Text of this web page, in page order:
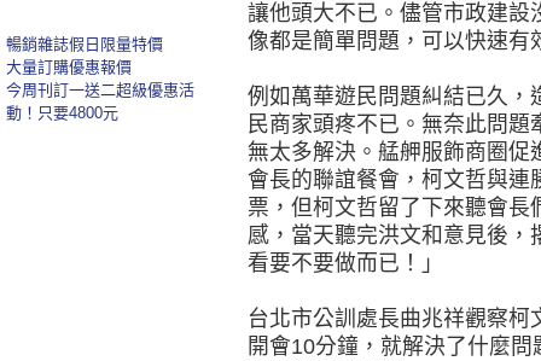
讓他頭大不已。儘管市政建設
像都是簡單問題，可以快速有
例如萬華遊民問題糾結已久，
民商家頭疼不已。無奈此問
無太多解決。艋舺服飾商圈
會長的聯誼餐會，柯文哲與連
票，但柯文哲留了下來聽會
感，當天聽完洪文和意見後
看要不要做而已！」
台北市公訓處長曲兆祥觀察
開會10分鐘，就解決了什麼
暢銷雜誌假日限量特價
大量訂購優惠報價
今周刊訂一送二超級優惠活
動！只要4800元